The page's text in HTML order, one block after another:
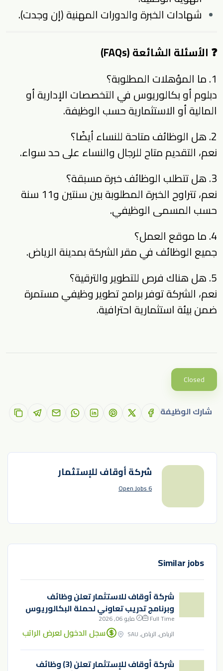
شهادات الخبرة والدورات المهنية (إن وجدت).
❓ الأسئلة الشائعة (FAQs)
1. ما المؤهلات المطلوبة؟
دبلوم أو بكالوريوس في التخصصات الإدارية أو
المالية أو الاستثمارية حسب الوظيفة.
2. هل الوظائف متاحة للنساء أيضًا؟
نعم، التقديم متاح للرجال والنساء على حد سواء.
3. هل تتطلب الوظائف خبرة مسبقة؟
نعم، تتراوح الخبرة المطلوبة بين سنتين و11 سنة
حسب المسمى الوظيفي.
4. ما موقع العمل؟
جميع الوظائف في مقر الشركة بمدينة الرياض.
5. هل هناك فرص للتطوير والترقية؟
نعم، الشركة توفر برامج تطوير وظيفي مستمرة
ضمن بيئة استثمارية احترافية.
Closed
شارك الوظيفة
شركة أوقاف للإستثمار
6 Open Jobs
Similar jobs
شركة أوقاف للاستثمار تعلن وظائف
وبرنامج تدريب تعاوني لحملة البكالوريوس
Full Time
مايو 06, 2026
الرياض, الرياض, SAU
سجل الدخول لعرض الراتب
شركة أوقاف للإستثمار تعلن (3) وظائف